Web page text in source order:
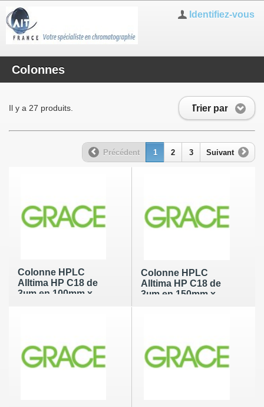
Identifiez-vous
Colonnes
Trier par
Il y a 27 produits.
Précédent 1 2 3 Suivant
Colonne HPLC
Alltima HP C18 de
3µm en 100mm x
Colonne HPLC
Alltima HP C18 de
3µm en 150mm x